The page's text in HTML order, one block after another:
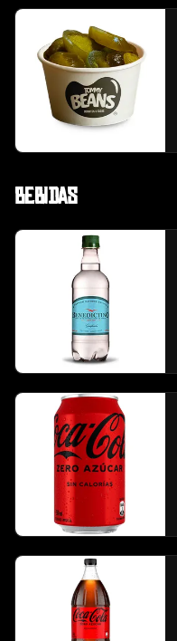
Bebidas